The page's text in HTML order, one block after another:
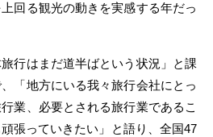
回る観光の動きを実感する年だっ
行はまだ道半ばという状況」と課
「地方にいる我々旅行会社にとっ
業、必要とされる旅行業であるこ
張っていきたい」と語り、全国47